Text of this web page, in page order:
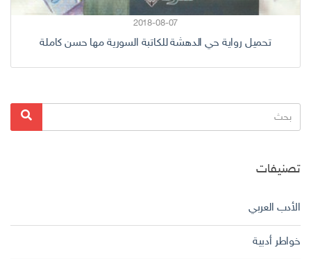
2018-08-07
تحميل رواية حي الدهشة للكاتبة السورية مها حسن كاملة
البحث
عن:
بحث
تصنيفات
الأدب العربي
خواطر أدبية